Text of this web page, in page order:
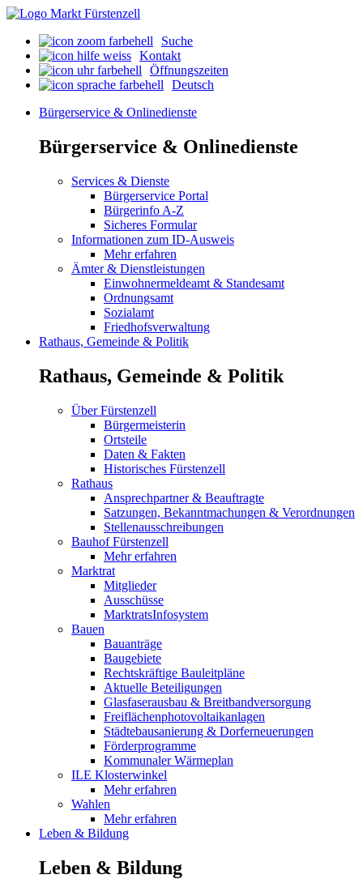
Suche
Kontakt
Öffnungszeiten
Deutsch
Bürgerservice & Onlinedienste
Bürgerservice & Onlinedienste
Services & Dienste
Bürgerservice Portal
Bürgerinfo A-Z
Sicheres Formular
Informationen zum ID-Ausweis
Mehr erfahren
Ämter & Dienstleistungen
Einwohnermeldeamt & Standesamt
Ordnungsamt
Sozialamt
Friedhofsverwaltung
Rathaus, Gemeinde & Politik
Rathaus, Gemeinde & Politik
Über Fürstenzell
Bürgermeisterin
Ortsteile
Daten & Fakten
Historisches Fürstenzell
Rathaus
Ansprechpartner & Beauftragte
Satzungen, Bekanntmachungen & Verordnungen
Stellenausschreibungen
Bauhof Fürstenzell
Mehr erfahren
Marktrat
Mitglieder
Ausschüsse
MarktratsInfosystem
Bauen
Bauanträge
Baugebiete
Rechtskräftige Bauleitpläne
Aktuelle Beteiligungen
Glasfaserausbau & Breitbandversorgung
Freiflächenphotovoltaikanlagen
Städtebausanierung & Dorferneuerungen
Förderprogramme
Kommunaler Wärmeplan
ILE Klosterwinkel
Mehr erfahren
Wahlen
Mehr erfahren
Leben & Bildung
Leben & Bildung